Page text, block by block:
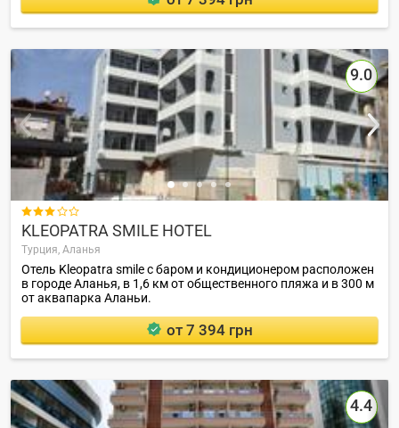
9.0

KLEOPATRA SMILE HOTEL
Турция, Аланья
Отель Kleopatra smile с баром и кондиционером расположен
в городе Аланья, в 1,6 км от общественного пляжа и в 300 м
от аквапарка Аланьи.
от 7 394 грн
4.4